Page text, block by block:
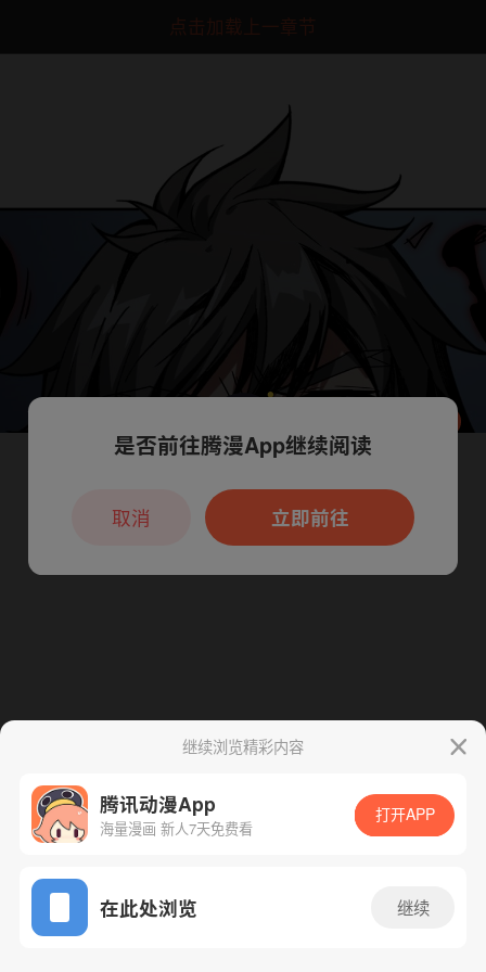
点击加载上一章节
App免费看
腾漫App免费看
继续浏览精彩内容
腾讯动漫App
海量漫画 新人7天免费看
打开APP
在此处浏览 继续
本章节仅支持App阅读，可打开App新用
户7天免费看
是否前往腾漫App继续阅读
立即前往
取消